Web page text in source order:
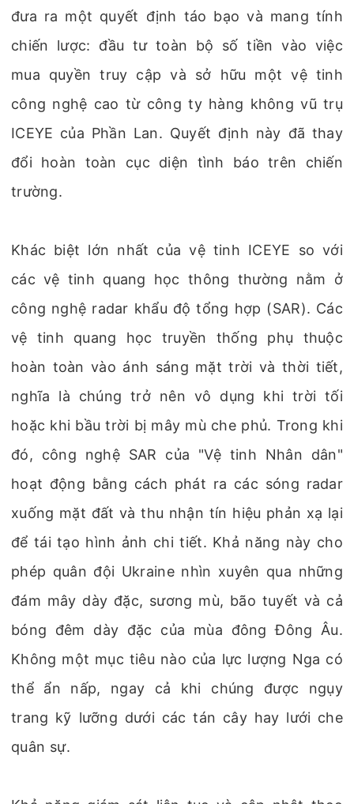
đưa ra một quyết định táo bạo và mang tính
chiến lược: đầu tư toàn bộ số tiền vào việc
mua quyền truy cập và sở hữu một vệ tinh
công nghệ cao từ công ty hàng không vũ trụ
ICEYE của Phần Lan. Quyết định này đã thay
đổi hoàn toàn cục diện tình báo trên chiến
trường.
Khác biệt lớn nhất của vệ tinh ICEYE so với
các vệ tinh quang học thông thường nằm ở
công nghệ radar khẩu độ tổng hợp (SAR). Các
vệ tinh quang học truyền thống phụ thuộc
hoàn toàn vào ánh sáng mặt trời và thời tiết,
nghĩa là chúng trở nên vô dụng khi trời tối
hoặc khi bầu trời bị mây mù che phủ. Trong khi
đó, công nghệ SAR của "Vệ tinh Nhân dân"
hoạt động bằng cách phát ra các sóng radar
xuống mặt đất và thu nhận tín hiệu phản xạ lại
để tái tạo hình ảnh chi tiết. Khả năng này cho
phép quân đội Ukraine nhìn xuyên qua những
đám mây dày đặc, sương mù, bão tuyết và cả
bóng đêm dày đặc của mùa đông Đông Âu.
Không một mục tiêu nào của lực lượng Nga có
thể ẩn nấp, ngay cả khi chúng được ngụy
trang kỹ lưỡng dưới các tán cây hay lưới che
quân sự.